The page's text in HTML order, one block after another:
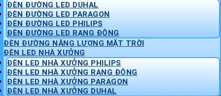
ĐÈN ĐƯỜNG LED DUHAL
ĐÈN ĐƯỜNG LED PARAGON
ĐÈN ĐƯỜNG LED PHILIPS
ĐÈN ĐƯỜNG LED RẠNG ĐÔNG
ĐÈN ĐƯỜNG NĂNG LƯỢNG MẶT TRỜI
ĐÈN LED NHÀ XƯỞNG
ĐÈN LED NHÀ XƯỞNG PHILIPS
ĐÈN LED NHÀ XƯỞNG RẠNG ĐÔNG
ĐÈN LED NHÀ XƯỞNG PARAGON
ĐÈN LED NHÀ XƯỞNG DUHAL